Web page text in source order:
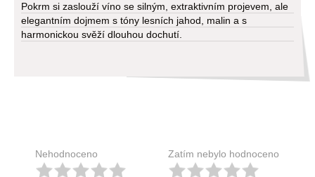
Pokrm si zaslouží víno se silným, extraktivním projevem, ale
elegantním dojmem s tóny lesních jahod, malin a s
harmonickou svěží dlouhou dochutí.
Nehodnoceno Zatím nebylo hodnoceno